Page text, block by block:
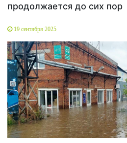
продолжается до сих пор
19 сентября 2025